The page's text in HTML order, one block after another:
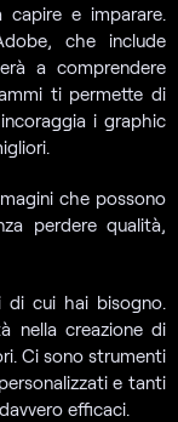
capire e imparare.
che include
a comprendere
ti permette di
i graphic
che possono
perdere qualità,
di cui hai bisogno.
nella creazione di
Ci sono strumenti
e tanti
efficaci.